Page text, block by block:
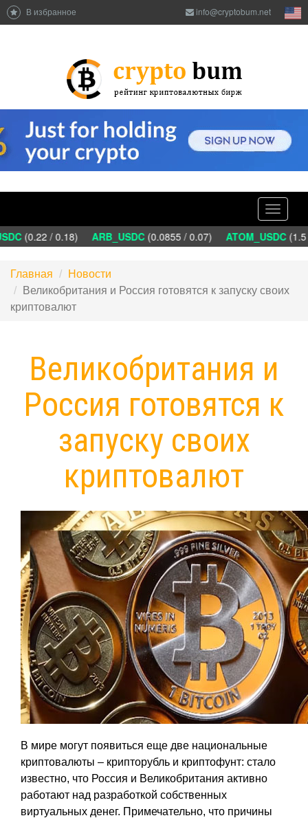
В избранное info@cryptobum.net
Toggle
(0.22 / 0.18) ARB_USDC(0.0855 / 0.07) ATOM_USDC(1.5
Главная
Новости
Великобритания и Россия готовятся к запуску своих
криптовалют
Великобритания и
Россия готовятся к
запуску своих
криптовалют
В мире могут появиться еще две национальные
криптовалюты – крипторубль и криптофунт: стало
известно, что Россия и Великобритания активно
работают над разработкой собственных
виртуальных денег. Примечательно, что причины